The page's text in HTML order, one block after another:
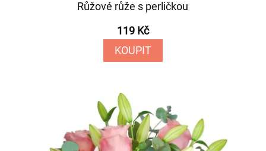
Růžové růže s perličkou
119 Kč
KOUPIT